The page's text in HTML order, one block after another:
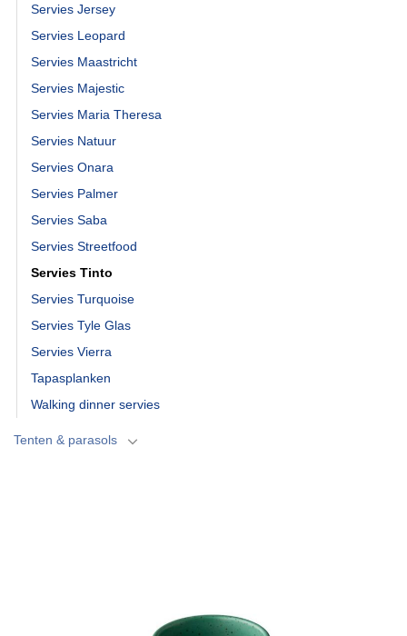
Servies Jersey
Servies Leopard
Servies Maastricht
Servies Majestic
Servies Maria Theresa
Servies Natuur
Servies Onara
Servies Palmer
Servies Saba
Servies Streetfood
Servies Tinto
Servies Turquoise
Servies Tyle Glas
Servies Vierra
Tapasplanken
Walking dinner servies
Tenten & parasols